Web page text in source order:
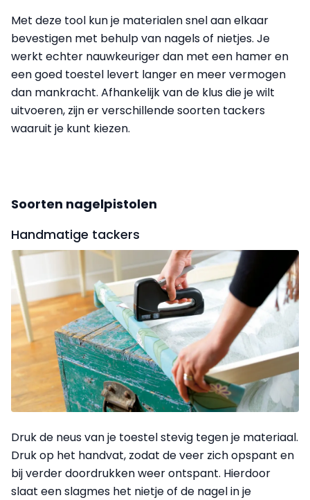
Met deze tool kun je materialen snel aan elkaar
bevestigen met behulp van nagels of nietjes. Je
werkt echter nauwkeuriger dan met een hamer en
een goed toestel levert langer en meer vermogen
dan mankracht. Afhankelijk van de klus die je wilt
uitvoeren, zijn er verschillende soorten tackers
waaruit je kunt kiezen.
Soorten nagelpistolen
Handmatige tackers
Druk de neus van je toestel stevig tegen je materiaal.
Druk op het handvat, zodat de veer zich opspant en
bij verder doordrukken weer ontspant. Hierdoor
slaat een slagmes het nietje of de nagel in je